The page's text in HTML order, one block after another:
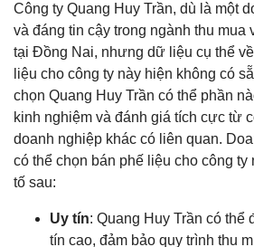
Công ty Quang Huy Trần, dù là một
và đáng tin cậy trong ngành thu mua
tại Đồng Nai, nhưng dữ liệu cụ thể
liệu cho công ty này hiện không có
chọn Quang Huy Trần có thể phần
kinh nghiệm và đánh giá tích cực từ
doanh nghiệp khác có liên quan.
có thể chọn bán phế liệu cho công ty
tố sau:
Uy tín: Quang Huy Trần có
tín cao, đảm bảo quy trình thu